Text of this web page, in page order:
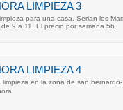
LIMPIEZA 3
para una casa. Serian los
9 a 11. El precio por semana 56.
LIMPIEZA 4
limpieza en la zona de san bernardo-